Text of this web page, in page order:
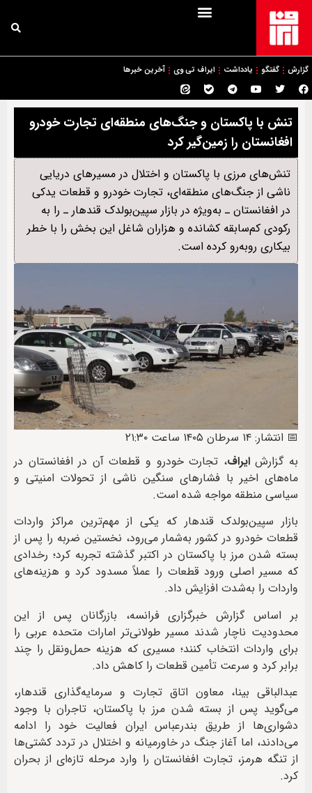
گزارش گفتگو یادداشت ایراف تی وی آخرین خبرها
تنش با پاکستان و جنگ‌های منطقه‌ای تجارت خودرو
افغانستان را زمین‌گیر کرد
تنش‌های مرزی با پاکستان و اختلال در مسیرهای دریایی
ناشی از جنگ‌های منطقه‌ای، تجارت خودرو و قطعات یدکی
در افغانستان ـ به‌ویژه در بازار سپین‌بولدک قندهار ـ را به
رکودی کم‌سابقه کشانده و هزاران شاغل این بخش را با خطر
بیکاری روبه‌رو کرده است.
📅 انتشار: ۱۴ سرطان ۱۴۰۵ ساعت ۲۱:۳۰
به گزارشایراف، تجارت خودرو و قطعات آن در افغانستان در
ماه‌های اخیر با فشارهای سنگین ناشی از تحولات امنیتی و
سیاسی منطقه مواجه شده است.
بازار سپین‌بولدک قندهار که یکی از مهم‌ترین مراکز واردات
قطعات خودرو در کشور به‌شمار می‌رود، نخستین ضربه را پس از
بسته شدن مرز با پاکستان در اکتبر گذشته تجربه کرد؛ رخدادی
که مسیر اصلی ورود قطعات را عملاً مسدود کرد و هزینه‌های
واردات را به‌شدت افزایش داد.
بر اساس گزارش خبرگزاری فرانسه، بازرگانان پس از این
محدودیت ناچار شدند مسیر طولانی‌تر امارات متحده عربی را
برای واردات انتخاب کنند؛ مسیری که هزینه حمل‌ونقل را چند
برابر کرد و سرعت تأمین قطعات را کاهش داد.
عبدالباقی بینا، معاون اتاق تجارت و سرمایه‌گذاری قندهار،
می‌گوید پس از بسته شدن مرز با پاکستان، تاجران با وجود
دشواری‌ها از طریق بندرعباس ایران فعالیت خود را ادامه
می‌دادند، اما آغاز جنگ در خاورمیانه و اختلال در تردد کشتی‌ها
از تنگه هرمز، تجارت افغانستان را وارد مرحله تازه‌ای از بحران
کرد.